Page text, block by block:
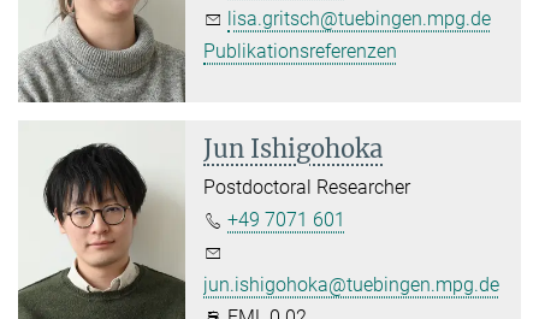
lisa.gritsch@tuebingen.mpg.de
Publikationsreferenzen
Jun Ishigohoka
Postdoctoral Researcher
+49 7071 601
jun.ishigohoka@tuebingen.mpg.de